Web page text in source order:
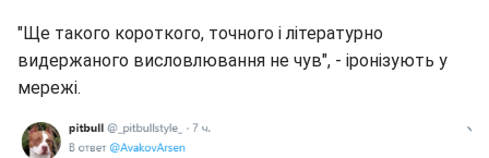
"Ще такого короткого, точного і літературно
видержаного висловлювання не чув", - іронізують у
мережі.